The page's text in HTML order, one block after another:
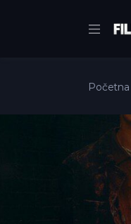
Početna